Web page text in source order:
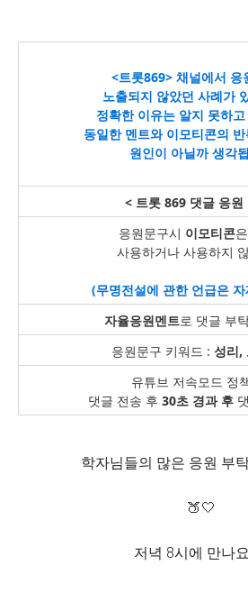
<트롯869> 채널에서 응
노출되지 않았던 사례가
정확한 이유는 알지 못하
동일한 멘트와 이모티콘의
원인이 아닐까 생각
< 트롯 869 댓글 응원
응원문구시 이모티콘
사용하거나 사용하지
(무명전설에 관한 언급은
자율응원멘트로 댓글 부
응원문구 키워드 : 성리,
유튜브 저속모드 정
댓글 전송 후 30초 경과 후
학자님들의 많은 응원 부
🍑🤍
저녁 8시에 만나